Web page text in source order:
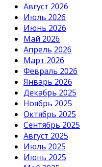
Август 2026
Июль 2026
Июнь 2026
Май 2026
Апрель 2026
Март 2026
Февраль 2026
Январь 2026
Декабрь 2025
Ноябрь 2025
Октябрь 2025
Сентябрь 2025
Август 2025
Июль 2025
Июнь 2025